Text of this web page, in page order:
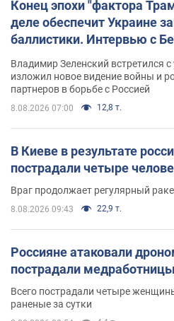
Конец эпохи "фактора
деле обеспечит Украине
баллистики. Интервью с
Владимир Зеленский встретился
изложил новое видение войны и
партнеров в борьбе с Россией
8.08.2026 07:00 12,8 т.
В Киеве в результате
пострадали четыре
Враг продолжает регулярный
8.08.2026 09:43 22,9 т.
Россияне атаковали
пострадали медработницы
Всего пострадали четыре
раненые за сутки